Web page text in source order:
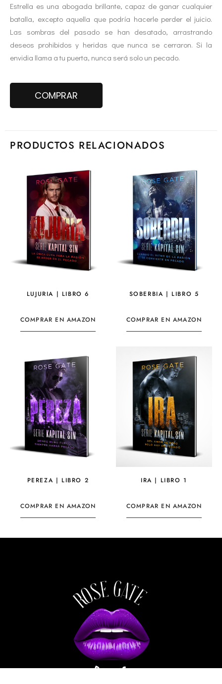
Estrella es una abogada brillante, capaz de ganar cualquier
batalla, excepto aquella que podría hacerle perder el juicio.
Las sombras del pasado se han desatado, arrastrando
deseos prohibidos y heridas que nunca se cerraron. Si la
envidia llama a tu puerta, nunca será solo un pecado.
COMPRAR
PRODUCTOS RELACIONADOS
LUJURIA | LIBRO 6
COMPRAR EN AMAZON
SOBERBIA | LIBRO 5
COMPRAR EN AMAZON
PEREZA | LIBRO 2
COMPRAR EN AMAZON
IRA | LIBRO 1
COMPRAR EN AMAZON